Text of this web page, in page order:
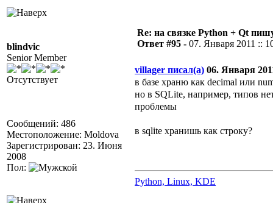
blindvic
Senior Member
Отсутствует
Сообщений: 486
Местоположение: Moldova
Зарегистрирован: 23. Июня
2008
Пол:
Re: на связке Python + Qt
Ответ #95 - 07. Января 2011 ::
villager писал(а) 06. Января
в базе храню как decimal или
но в SQLite, например, типов
проблемы
в sqlite хранишь как строку?
Python, Linux, KDE